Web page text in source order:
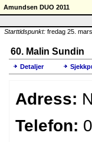
Amundsen DUO 2011
Starttidspunkt: fredag 25.
60. Malin Sundin
Detaljer
Adress:
Telefon: